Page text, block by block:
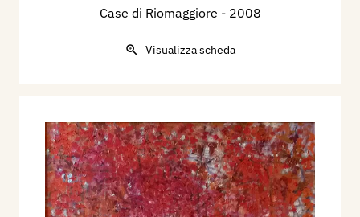
Case di Riomaggiore - 2008
Visualizza scheda